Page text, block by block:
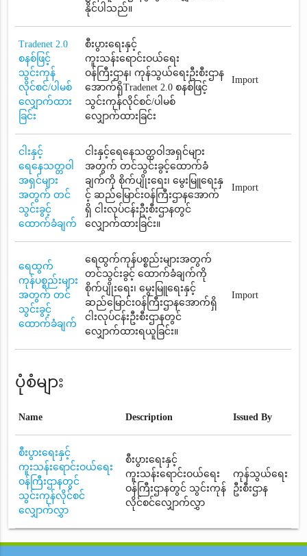
နိုင်ပါသည်။
Tradenet 2.0
စနစ်ဖြင့်
သွင်းကုန်
လိုင်စင်/ပါမစ်
လျှောက်ထား
ခြင်း
စီးပွားရေးနှင့်
ကူးသန်းရောင်းဝယ်ရေး
ဝန်ကြီးဌာန၊ ကုန်သွယ်ရေးဦးစီးဌာန
အောက်ရှိTradenet 2.0 စနစ်ဖြင့်
သွင်းကုန်လိုင်စင်/ပါမစ်
လျှောက်ထားခြင်း
Import
ငါးနှင့်
ရေနေသတ္တဝါ
အရှင်များ
အတွက် တင်
သွင်းခွင့်
ထောက်ခံချက်
ငါးနှင့်ရေနေသတ္တဝါအရှင်များ
အတွက် တင်သွင်းခွင့်ထောက်ခံ
ချက်ကို စိုက်ပျိုးရေး၊ မွေးမြူရေးနှ
င့် ဆည်မြောင်း၀န်ကြီးဌာနအောက်
ရှိ ငါးလုပ်ငန်းဦးစီးဌာနတွင်
လျှောက်ထားခြင်း။
Import
ရေထွက်
ကုန်ပစ္စည်းများ
အတွက် တင်
သွင်းခွင့်
ထောက်ခံချက်
ရေထွက်ကုန်ပစ္စည်းများအတွက်
တင်သွင်းခွင့် ထောက်ခံချက်ကို
စိုက်ပျိုးရေး၊ မွေးမြူရေးနှင့်
ဆည်မြောင်း၀န်ကြီးဌာနအောက်ရှိ
ငါးလုပ်ငန်းဦးစီးဌာနတွင်
လျှောက်ထားရယူခြင်း။
Import
ပုံစံများ
Name Description Issued By
စီးပွားရေးနှင့်
ကူးသန်းရောင်းဝယ်ရေး
ဝန်ကြီးဌာနတွင်
သွင်းကုန်လိုင်စင်
လျှောက်လွှာ
စီးပွားရေးနှင့်
ကူးသန်းရောင်းဝယ်ရေး
ဝန်ကြီးဌာနတွင် သွင်းကုန်
လိုင်စင်လျှောက်လွှာ
ကုန်သွယ်ရေး
ဦးစီးဌာန